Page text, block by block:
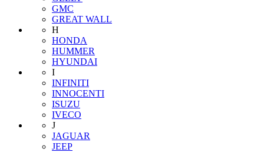
GMC
GREAT WALL
H
HONDA
HUMMER
HYUNDAI
I
INFINITI
INNOCENTI
ISUZU
IVECO
J
JAGUAR
JEEP